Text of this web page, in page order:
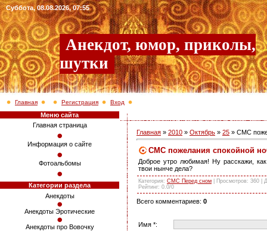
Суббота, 08.08.2026, 07:55
Анекдот, юмор, приколы,
шутки
Главная Регистрация Вход
Меню сайта
Главная страница
Информация о сайте
Фотоальбомы
Категории раздела
Анекдоты
Анекдоты Эротические
Анекдоты про Вовочку
Главная » 2010 » Октябрь » 25 » СМС
СМС пожелания спокойной
Доброе утро любимая! Ну расскажи,
твои нынче дела?
Категория: СМС Перед сном Просмотров: 360 |
Рейтинг: 0.0/0
Всего комментариев: 0
Имя *: